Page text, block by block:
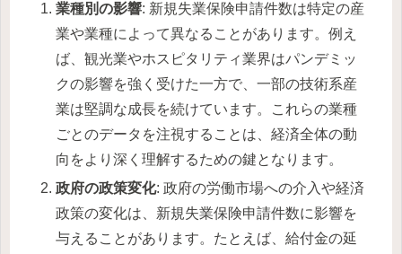
業種別の影響: 新規失業保険申請件数は特定の産
業や業種によって異なることがあります。例え
ば、観光業やホスピタリティ業界はパンデミッ
クの影響を強く受けた一方で、一部の技術系産
業は堅調な成長を続けています。これらの業種
ごとのデータを注視することは、経済全体の動
向をより深く理解するための鍵となります。
政府の政策変化: 政府の労働市場への介入や経済
政策の変化は、新規失業保険申請件数に影響を
与えることがあります。たとえば、給付金の延